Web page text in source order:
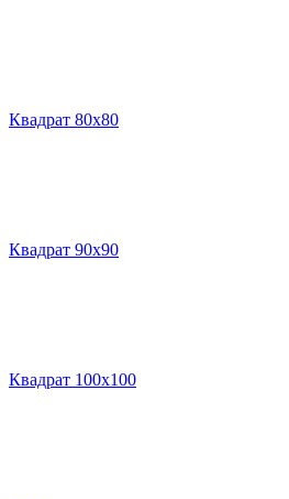
Квадрат 80х80
Квадрат 90х90
Квадрат 100х100